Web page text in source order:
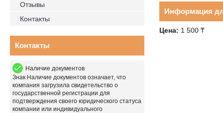
Информация
Цена: 1 500 ₸
Отзывы
Контакты
Контакты
Наличие документов
Знак Наличие документов означает, что
компания загрузила свидетельство о
государственной регистрации для
подтверждения своего юридического статуса
компании или индивидуального